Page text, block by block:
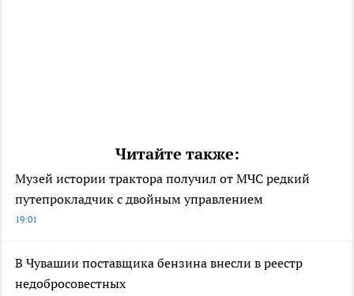
Читайте также:
Музей истории трактора получил от МЧС редкий
путепрокладчик с двойным управлением
19:01
В Чувашии поставщика бензина внесли в реестр
недобросовестных